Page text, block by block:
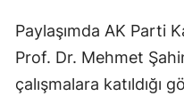
Paylaşımda AK Parti
Prof. Dr. Mehmet
çalışmalara katıldığı